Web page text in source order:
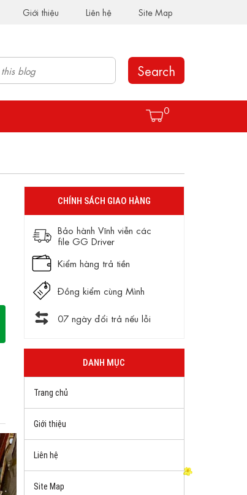
Giới thiệu Liên hệ Site Map
Search
0
CHÍNH SÁCH GIAO HÀNG
Bảo hành Vĩnh viễn các
file GG Driver
Kiểm hàng trả tiền
Đồng kiểm cùng Mình
07 ngày đổi trả nếu lỗi
DANH MỤC
Trang chủ
Giới thiệu
Liên hệ
Site Map